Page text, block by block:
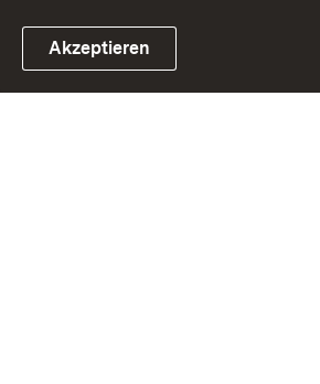
Link zum Landesportal
Akzeptieren